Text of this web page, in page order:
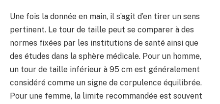
Une fois la donnée en main, il s’agit d’en tirer un sens
pertinent. Le tour de taille peut se comparer à des
normes fixées par les institutions de santé ainsi que
des études dans la sphère médicale. Pour un homme,
un tour de taille inférieur à 95 cm est généralement
considéré comme un signe de corpulence équilibrée.
Pour une femme, la limite recommandée est souvent